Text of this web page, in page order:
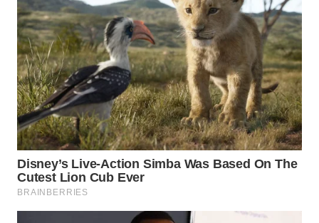
WN
TANGERANG
WN
BINJAI
WN
CIREBON
WN
INDRAMAYU